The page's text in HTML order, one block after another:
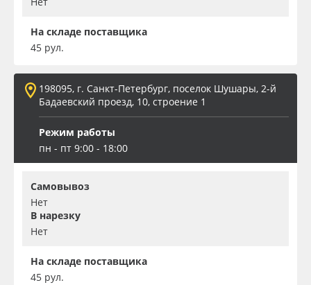
На складе поставщика
45 рул.
198095, г. Санкт-Петербург, поселок Шушары, 2-й
Бадаевский проезд, 10, строение 1
Режим работы
пн - пт 9:00 - 18:00
Самовывоз
Нет
В нарезку
Нет
На складе поставщика
45 рул.